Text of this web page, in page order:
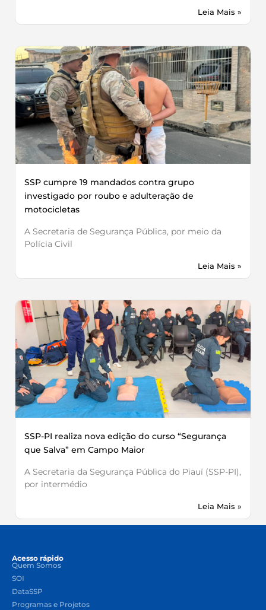
Leia Mais »
SSP cumpre 19 mandados contra grupo
investigado por roubo e adulteração de
motocicletas
A Secretaria de Segurança Pública, por meio da
Polícia Civil
Leia Mais »
SSP-PI realiza nova edição do curso “Segurança
que Salva” em Campo Maior
A Secretaria da Segurança Pública do Piauí (SSP-PI),
por intermédio
Leia Mais »
Acesso rápido
Quem Somos
SOI
DataSSP
Programas e Projetos